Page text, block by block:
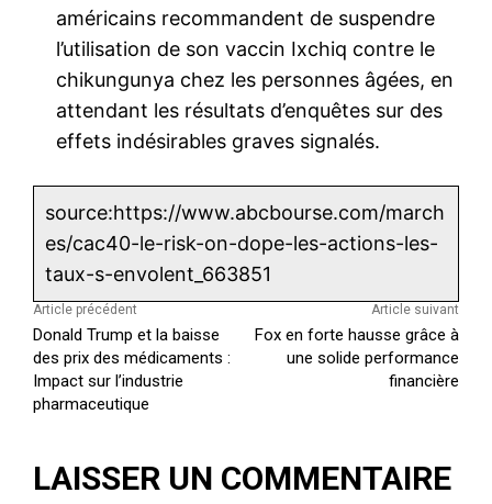
américains recommandent de suspendre
l’utilisation de son vaccin Ixchiq contre le
chikungunya chez les personnes âgées, en
attendant les résultats d’enquêtes sur des
effets indésirables graves signalés.
source:https://www.abcbourse.com/march
es/cac40-le-risk-on-dope-les-actions-les-
taux-s-envolent_663851
Article précédent
Donald Trump et la baisse
des prix des médicaments :
Impact sur l’industrie
pharmaceutique
Article suivant
Fox en forte hausse grâce à
une solide performance
financière
LAISSER UN COMMENTAIRE